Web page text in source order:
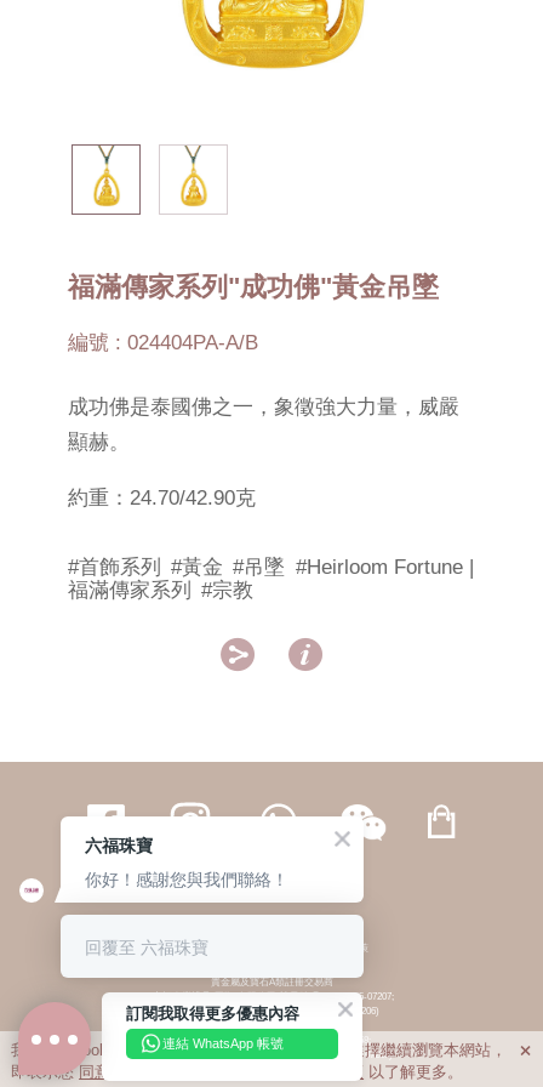
福滿傳家系列"成功佛"黃金吊墜
編號 : 024404PA-A/B
成功佛是泰國佛之一，象徵強大力量，威嚴
顯赫。
約重：24.70/42.90克
#首飾系列 #黃金 #吊墜 #Heirloom Fortune |
福滿傳家系列
#宗教
 
繁體 | 簡体
© 六福集團 版權所有 不得轉載 私隱政策
貴金屬及寶石A類註冊交易商
(六福企業禮品(國際)有限公司-註冊號碼:A-B-24-05-07207;
六福電子商貿有限公司-註冊號碼:A-B-24-05-07206)
貴金屬及寶石B類註冊交易商
(六福集團有限公司-註冊號碼:B-B-24-05-07258;
六福珠寶金行(香港)有限公司-註冊號碼:B-B-24-05-07259)
我們利用cookies為您提供最佳的瀏覽體驗。若您選擇繼續瀏覽本網站，
即表示您 同意 私隱政策 以了解更多。

訂閱我取得更多優惠內容
連結 WhatsApp 帳號
六福珠寶
你好！感謝您與我們聯絡！
回覆至 六福珠寶